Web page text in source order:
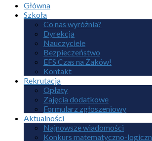
Główna
Szkoła
Co nas wyróżnia?
Dyrekcja
Nauczyciele
Bezpieczeństwo
EFS Czas na Żaków!
Kontakt
Rekrutacja
Opłaty
Zajęcia dodatkowe
Formularz zgłoszeniowy
Aktualności
Najnowsze wiadomości
Konkurs matematyczno-